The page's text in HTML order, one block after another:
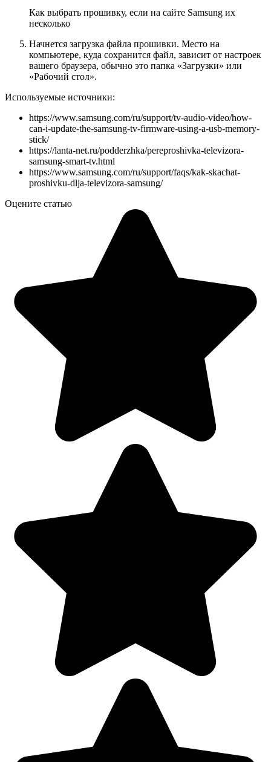
Как выбрать прошивку, если на сайте Samsung их
несколько
Начнется загрузка файла прошивки. Место на
компьютере, куда сохранится файл, зависит от настроек
вашего браузера, обычно это папка «Загрузки» или
«Рабочий стол».
Используемые источники:
https://www.samsung.com/ru/support/tv-audio-video/how-
can-i-update-the-samsung-tv-firmware-using-a-usb-memory-
stick/
https://lanta-net.ru/podderzhka/pereproshivka-televizora-
samsung-smart-tv.html
https://www.samsung.com/ru/support/faqs/kak-skachat-
proshivku-dlja-televizora-samsung/
Оцените статью